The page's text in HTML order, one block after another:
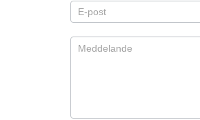
det här
fältet